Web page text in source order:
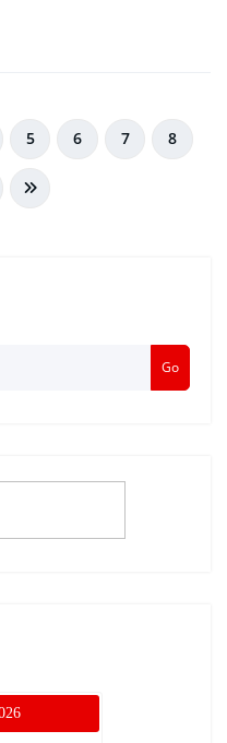
5 6 7 8
Go